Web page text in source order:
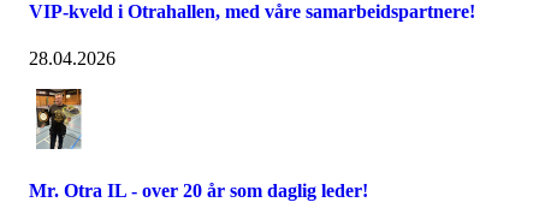
VIP-kveld i Otrahallen, med våre samarbeidspartnere!
28.04.2026
Mr. Otra IL - over 20 år som daglig leder!